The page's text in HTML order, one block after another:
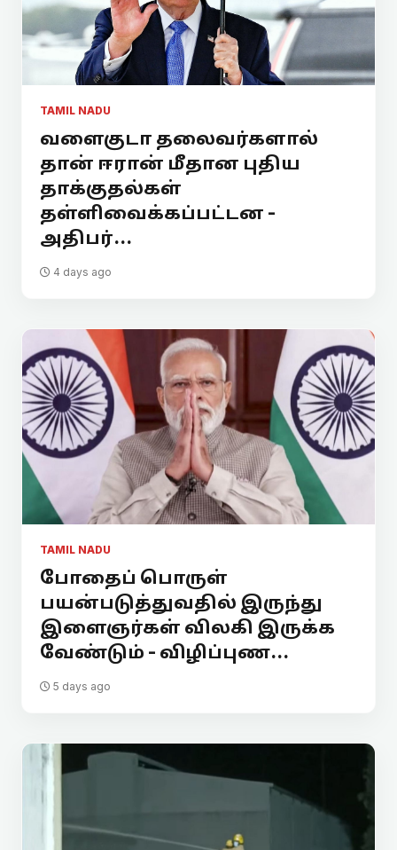
TAMIL NADU
வளைகுடா தலைவர்களால்
தான் ஈரான் மீதான புதிய
தாக்குதல்கள்
தள்ளிவைக்கப்பட்டன -
அதிபர்...
4 days ago
TAMIL NADU
போதைப் பொருள்
பயன்படுத்துவதில் இருந்து
இளைஞர்கள் விலகி இருக்க
வேண்டும் - விழிப்புண...
5 days ago